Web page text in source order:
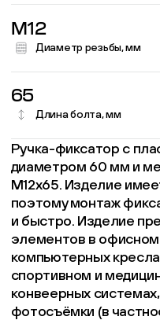
M12
Диаметр резьбы, мм
65
Длина болта, мм
Ручка-фиксатор с
диаметром 60 мм и
М12х65. Изделие
поэтому монтаж
и быстро. Изделие
элементов в
компьютерных
спортивном и
конвеерных
фотосъёмки (в